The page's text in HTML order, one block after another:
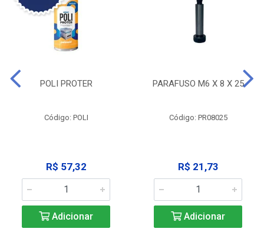
POLI PROTER
Código: POLI
R$ 57,32
Adicionar
PARAFUSO M6 X 8 X 25
Código: PR08025
R$ 21,73
Adicionar